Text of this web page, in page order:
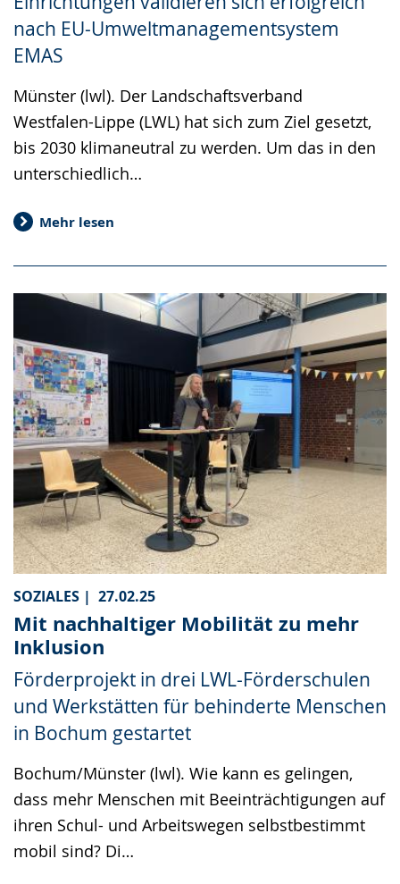
nach EU-Umweltmanagementsystem
EMAS
Münster (lwl). Der Landschaftsverband
Westfalen-Lippe (LWL) hat sich zum Ziel gesetzt,
bis 2030 klimaneutral zu werden. Um das in den
unterschiedlich…
Mehr lesen
SOZIALES | 27.02.25
Mit nachhaltiger Mobilität zu mehr
Inklusion
Förderprojekt in drei LWL-Förderschulen
und Werkstätten für behinderte Menschen
in Bochum gestartet
Bochum/Münster (lwl). Wie kann es gelingen,
dass mehr Menschen mit Beeinträchtigungen auf
ihren Schul- und Arbeitswegen selbstbestimmt
mobil sind? Di…